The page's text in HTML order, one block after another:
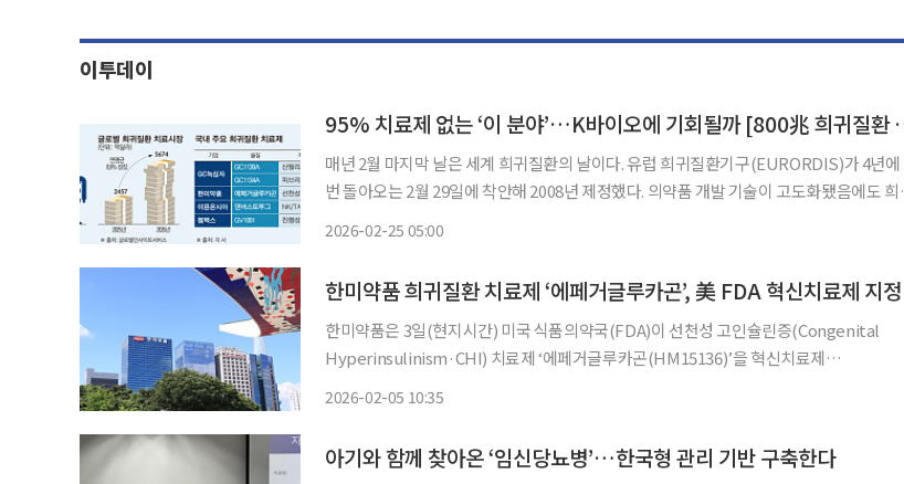
◀ ▶
이투데이
95% 치료제 없는
매년 2월 마지막 날은 세계 희귀질환의 날이다. 유럽 희귀질환기구(EURORDIS)가 4년에
번 돌아오는 2월 29일에 착안해 2008년 제정했다. 의약품 개발 기술이 고도화됐음에도 희귀
2026-02-25 05:00
한미약품 희귀질환 치료제 ‘에페거글루카곤’, 美 FDA 혁신치료제 지정
한미약품은 3일(현지시간) 미국 식품의약국(FDA)이 선천성 고인슐린증(Congenital
Hyperinsulinism·CHI) 치료제 ‘에페거글루카곤(HM15136)’을 혁신치료제
2026-02-05 10:35
아기와 함께 찾아온 ‘임신당뇨병’…한국형 관리 기반 구축한다